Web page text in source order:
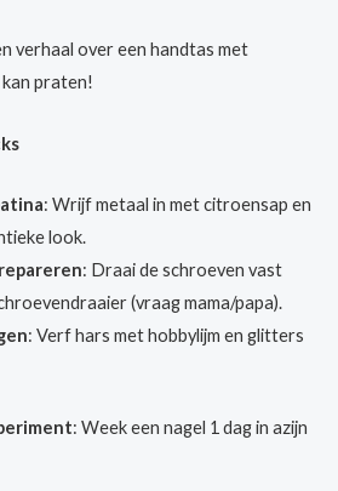
verhaal over een handtas met
praten!
: Wrijf metaal in met citroensap en
look.
: Draai de schroeven vast
(vraag mama/papa).
: Verf hars met hobbylijm en glitters
: Week een nagel 1 dag in azijn